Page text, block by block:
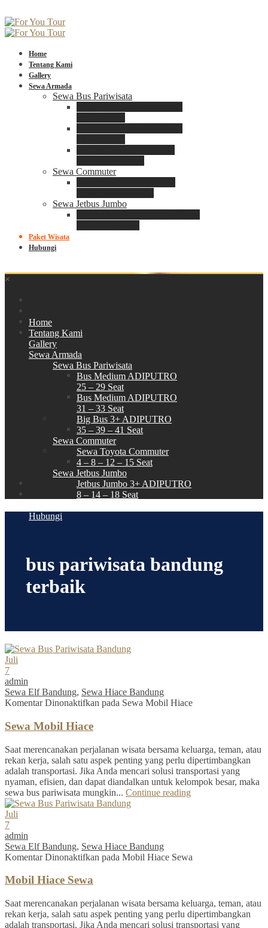
Home
Tentang Kami
Gallery
Sewa Armada
Sewa Bus Pariwisata
Sewa Commuter
Sewa Jetbus Jumbo
Paket Wisata
Hubungi
×
Home
Tentang Kami
Gallery
Sewa Armada
Sewa Bus Pariwisata
Bus Medium ADIPUTRO
25 – 29 Seat
Bus Medium ADIPUTRO
31 – 33 Seat
Big Bus 3+ ADIPUTRO
35 – 39 – 41 Seat
Sewa Commuter
Sewa Toyota Commuter
4 – 8 – 12 – 15 Seat
Sewa Jetbus Jumbo
Jetbus Jumbo 3+ ADIPUTRO
8 – 14 – 18 Seat
Hubungi
bus pariwisata bandung
terbaik
Juli
7
admin
Sewa Elf Bandung, Sewa Hiace Bandung
Komentar Dinonaktifkan pada Sewa Mobil Hiace
Sewa Mobil Hiace
Saat merencanakan perjalanan wisata bersama keluarga, teman, atau
rekan kerja, salah satu aspek penting yang perlu dipertimbangkan
adalah transportasi. Jika Anda mencari solusi transportasi yang
nyaman, efisien, dan dapat diandalkan untuk kelompok besar, maka
sewa bus pariwisata mungkin... Continue reading
Juli
7
admin
Sewa Elf Bandung, Sewa Hiace Bandung
Komentar Dinonaktifkan pada Mobil Hiace Sewa
Mobil Hiace Sewa
Saat merencanakan perjalanan wisata bersama keluarga, teman, atau
rekan kerja, salah satu aspek penting yang perlu dipertimbangkan
adalah transportasi. Jika Anda mencari solusi transportasi yang